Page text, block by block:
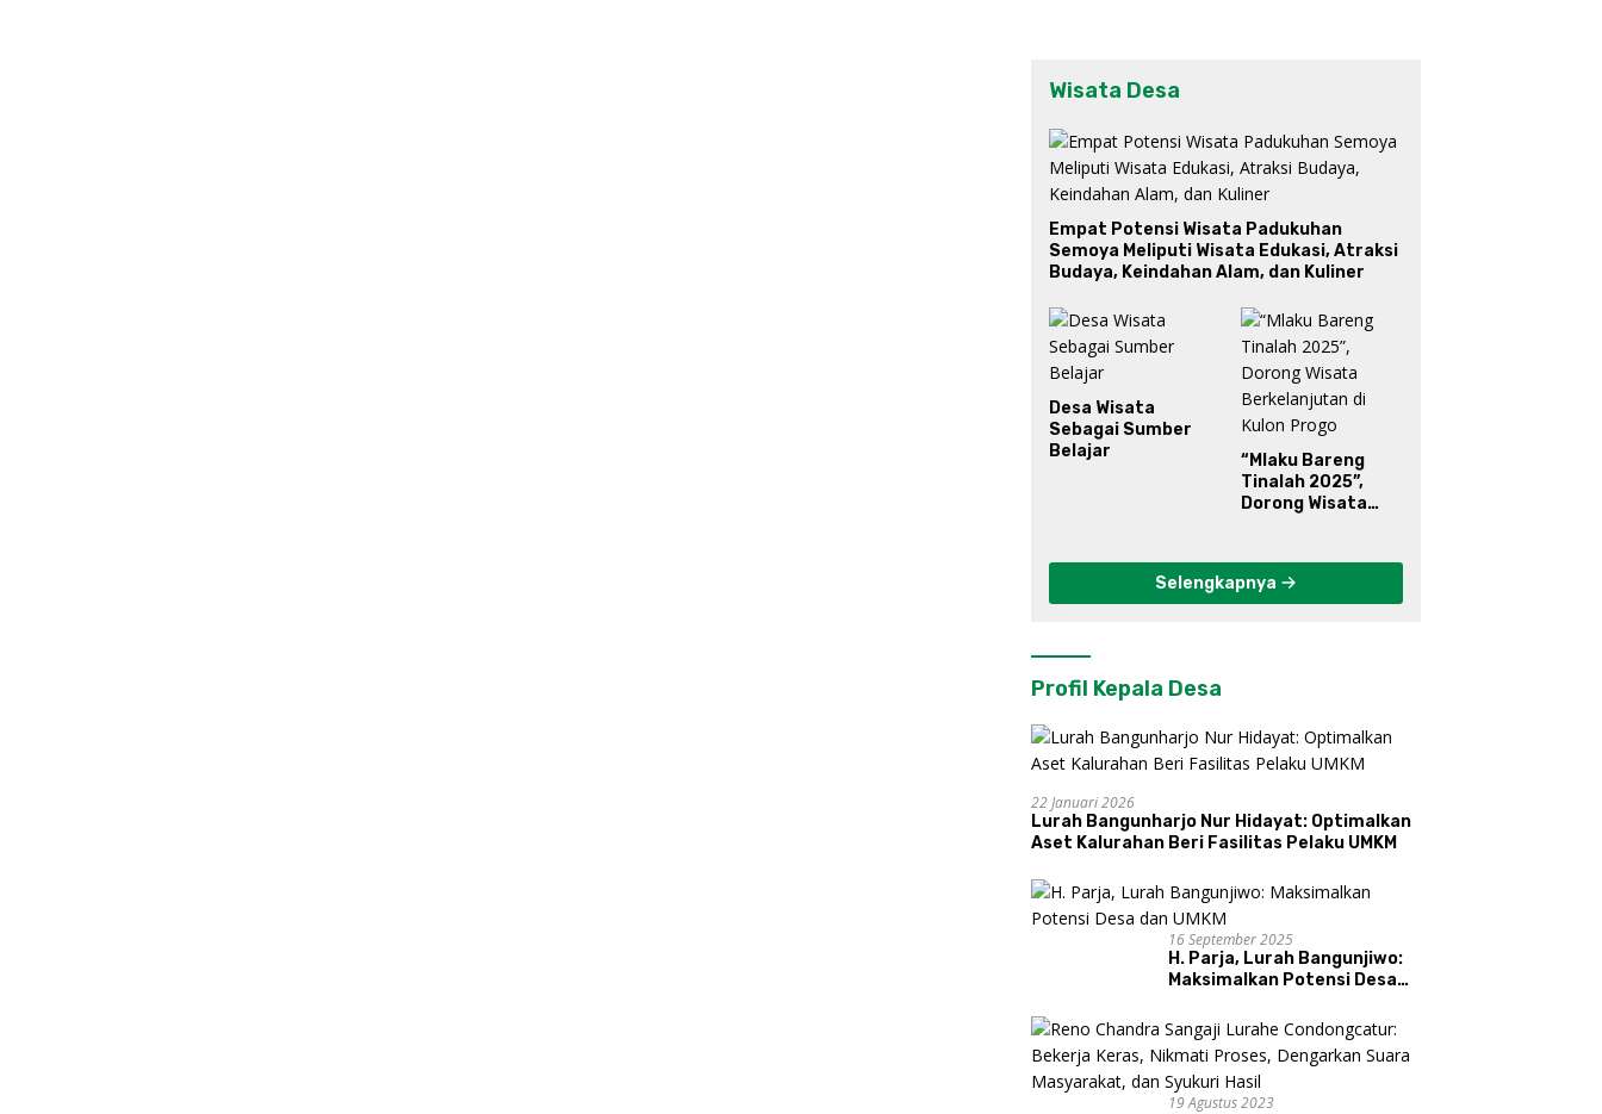
Wisata Desa
Empat Potensi Wisata Padukuhan
Semoya Meliputi Wisata Edukasi, Atraksi
Budaya, Keindahan Alam, dan Kuliner
Desa Wisata
Sebagai Sumber
Belajar
“Mlaku Bareng
Tinalah 2025”,
Dorong Wisata
Selengkapnya
Profil Kepala Desa
22 Januari 2026
Lurah Bangunharjo Nur Hidayat: Optimalkan
Aset Kalurahan Beri Fasilitas Pelaku UMKM
16 September 2025
H. Parja, Lurah Bangunjiwo:
Maksimalkan Potensi Desa
19 Agustus 2023